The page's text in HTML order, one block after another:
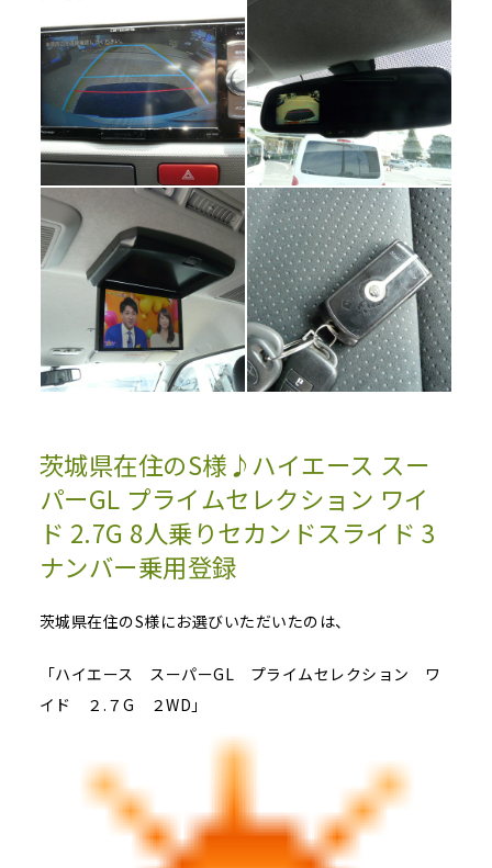
茨城県在住のS様♪ハイエース スー
パーGL プライムセレクション ワイ
ド 2.7G 8人乗りセカンドスライド 3
ナンバー乗用登録
茨城県在住のS様にお選びいただいたのは、
「ハイエース スーパーGL プライムセレクション ワ
イド ２.７G ２WD」